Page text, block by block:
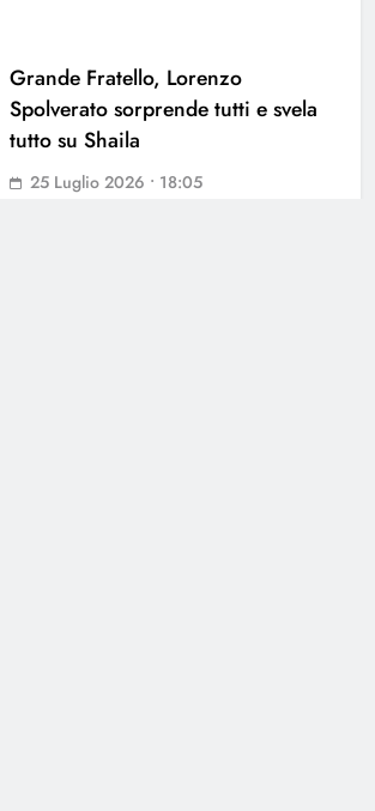
Grande Fratello, Lorenzo
Spolverato sorprende tutti e svela
tutto su Shaila
25 Luglio 2026 • 18:05